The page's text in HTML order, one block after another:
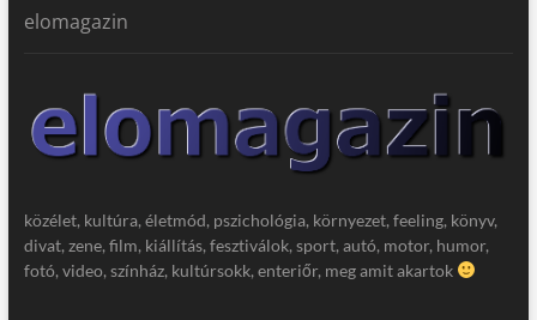
elomagazin
közélet, kultúra, életmód, pszichológia, környezet, feeling, könyv,
divat, zene, film, kiállítás, fesztiválok, sport, autó, motor, humor,
fotó, video, színház, kultúrsokk, enteriőr, meg amit akartok